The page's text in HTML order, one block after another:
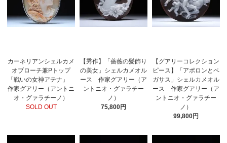
カーネリアンシェルカメ
オブローチ兼Pトップ
「戦いの女神アテナ」
作家グアリー（アントニ
オ・グァラチーノ）
SOLD OUT
【秀作】「薔薇の髪飾り
の美女」シェルカメオル
ース 作家グアリー（ア
ントニオ・グァラチー
ノ）
75,800円
【グアリーコレクション
ピース】「アポロンとペ
ガサス」シェルカメオル
ース 作家グアリー（ア
ントニオ・グァラチー
ノ）
99,800円